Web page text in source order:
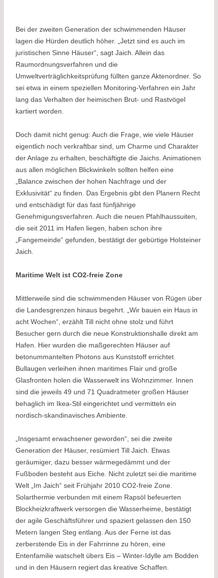
Bei der zweiten Generation der schwimmenden Häuser
lagen die Hürden deutlich höher. „Jetzt sind es auch im
juristischen Sinne Häuser“, sagt Jaich. Allein das
Raumordnungsverfahren und die
Umweltverträglichkeitsprüfung füllten ganze Aktenordner. So
sei etwa in einem speziellen Monitoring-Verfahren ein Jahr
lang das Verhalten der heimischen Brut- und Rastvögel
kartiert worden.
Doch damit nicht genug: Auch die Frage, wie viele Häuser
eigentlich noch verkraftbar sind, um Charme und Charakter
der Anlage zu erhalten, beschäftigte die Jaichs. Animationen
aus allen möglichen Blickwinkeln sollten helfen eine
„Balance zwischen der hohen Nachfrage und der
Exklusivität“ zu finden. Das Ergebnis gibt den Planern Recht
und entschädigt für das fast fünfjährige
Genehmigungsverfahren. Auch die neuen Pfahlhaussuiten,
die seit 2011 im Hafen liegen, haben schon ihre
„Fangemeinde“ gefunden, bestätigt der gebürtige Holsteiner
Jaich.
Maritime Welt ist CO2-freie Zone
Mittlerweile sind die schwimmenden Häuser von Rügen über
die Landesgrenzen hinaus begehrt. „Wir bauen ein Haus in
acht Wochen“, erzählt Till nicht ohne stolz und führt
Besucher gern durch die neue Konstruktionshalle direkt am
Hafen. Hier wurden die maßgerechten Häuser auf
betonummantelten Photons aus Kunststoff errichtet.
Bullaugen verleihen ihnen maritimes Flair und große
Glasfronten holen die Wasserwelt ins Wohnzimmer. Innen
sind die jeweils 49 und 71 Quadratmeter großen Häuser
behaglich im Ikea-Stil eingerichtet und vermitteln ein
nordisch-skandinavisches Ambiente.
„Insgesamt erwachsener geworden“, sei die zweite
Generation der Häuser, resümiert Till Jaich. Etwas
geräumiger, dazu besser wärmegedämmt und der
Fußboden besteht aus Eiche. Nicht zuletzt sei die maritime
Welt „Im Jaich“ seit Frühjahr 2010 CO2-freie Zone.
Solarthermie verbunden mit einem Rapsöl befeuerten
Blockheizkraftwerk versorgen die Wasserheime, bestätigt
der agile Geschäftsführer und spaziert gelassen den 150
Metern langen Steg entlang. Aus der Ferne ist das
zerberstende Eis in der Fahrrinne zu hören, eine
Entenfamilie watschelt übers Eis – Winter-Idylle am Bodden
und in den Häusern regiert das kreative Schaffen.